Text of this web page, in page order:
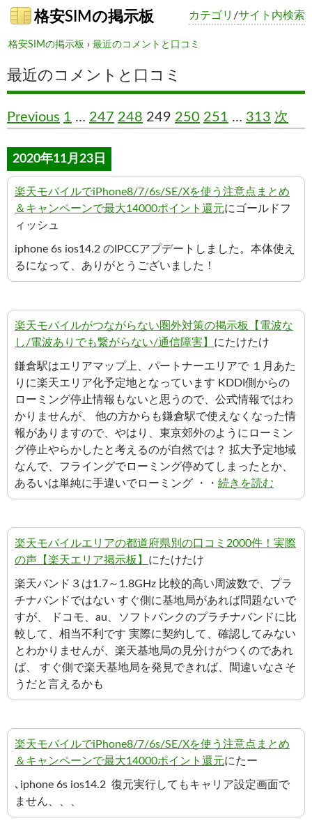
サイト内検索
カテゴリ /
格安SIMの掲示板
格安SIMの掲示板 › 最近のコメントと口コミ
最近のコメントと口コミ
Previous 1 … 247 248 249 250 251 … 313 次
2020年11月23日
楽天モバイルでiPhone8/7/6s/SE/Xを使う注意点まとめ
＆キャンペーンで最大14000ポイント還元にゴールドフ
ィッシュ
iphone 6s ios14.2 のIPCCアプデートしました。本体使え
るになって、ありがとうございました！
楽天モバイルがつながらない圏外対策の掲示板【電波な
し/電波ありでも繋がらない/通信障害】 にたけたけ
鎌倉駅はエリアマップ上、パートナーエリアで １月あた
りに楽天エリア化予定地となっています KDDI側からの
ローミング停止情報もないと思うので、公式情報ではわ
かりませんが、 他の方からも鎌倉駅で使えなくなった情
報がありますので、やはり、東京郊外のようにローミン
グ停止やらかしたと考えるのが自然では？ 拡大予定地域
なんで、フライングでローミング停めてしまったとか、
あるいは単純に手違いでローミング ・・ 続きを読む
楽天モバイルエリアの都道府県別の口コミ2000件！実際
の声【楽天エリア掲示板】 にたけたけ
楽天バンド３は1.7～1.8GHz 比較的高い周波数で、プラ
チナバンドではない すぐ側に基地局があれば問題ないで
すが、 ドコモ、au、ソフトバンクのプラチナバンドに比
較して、相当不利です 実際に契約して、確認してみない
とわかりませんが、楽天基地局の見分けがつくのであれ
ば、 すぐ側で楽天基地局を発見できれば、間違いなさそ
うだと言えるかも
楽天モバイルでiPhone8/7/6s/SE/Xを使う注意点まとめ
＆キャンペーンで最大14000ポイント還元にたー
､iphone 6s ios14.2 復元実行してもキャリア設定画面で
ません、、、